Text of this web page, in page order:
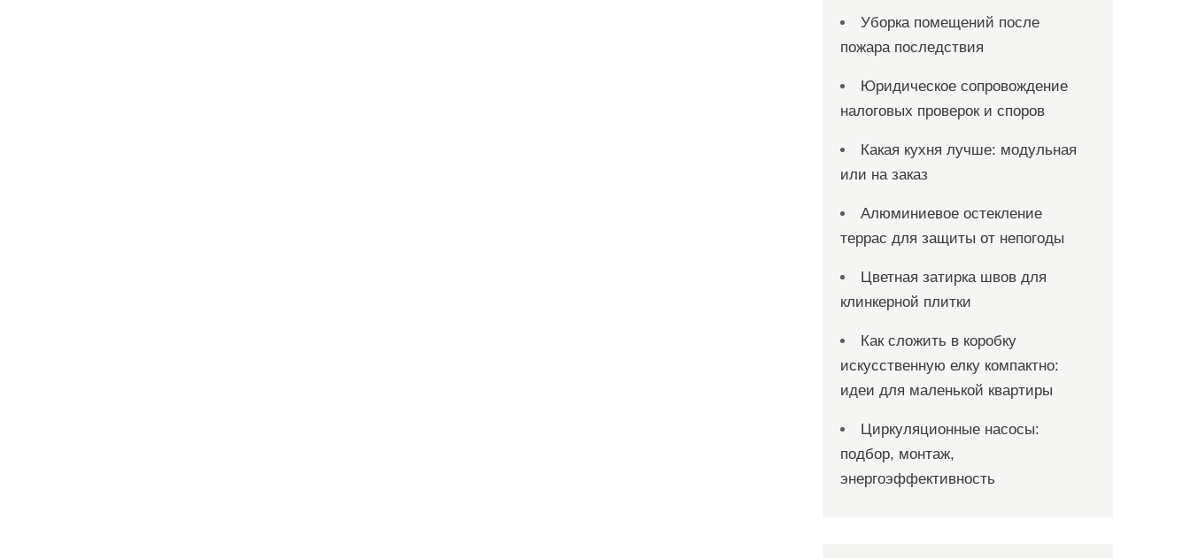
Уборка помещений после
пожара последствия
Юридическое сопровождение
налоговых проверок и споров
Какая кухня лучше: модульная
или на заказ
Алюминиевое остекление
террас для защиты от непогоды
Цветная затирка швов для
клинкерной плитки
Как сложить в коробку
искусственную елку компактно:
идеи для маленькой квартиры
Циркуляционные насосы:
подбор, монтаж,
энергоэффективность